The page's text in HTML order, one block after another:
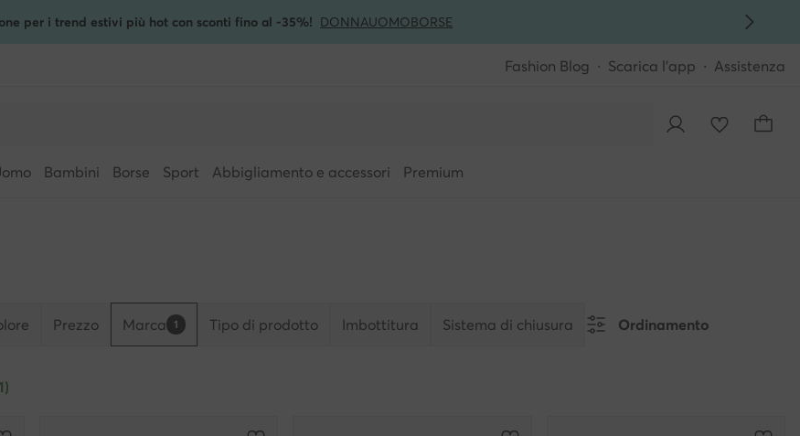
per i trend estivi più hot con sconti fino al -35%! DONNAUOMOBORSE
Fashion Blog Scarica l'app Assistenza
Bambini Borse Sport Abbigliamento e accessori Premium
Prezzo Marca 1 Tipo di prodotto Imbottitura Sistema di chiusura Ordinamento